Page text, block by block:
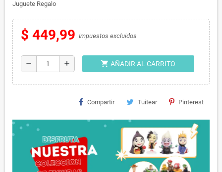
Juguete Regalo
$ 449,99 Impuestos excluidos
remove add shopping_cart AÑADIR AL CARRITO
Compartir Tuitear Pinterest